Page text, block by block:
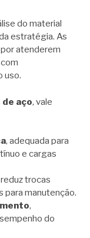
do material
estratégia. As
atenderem
uso.
de aço, vale
, adequada para
e cargas
trocas
para manutenção.
,
do